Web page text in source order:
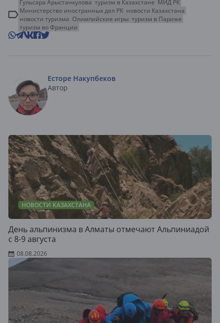
Гульсара Арыстанкулова туризм в Казахстане МИД РК
Министерство иностранных дел РК новости Казахстана
новости туризма Олимпийские игры туризм в Париже
туризм во Франции
Есторе Накупбеков
Автор
НОВОСТИ КАЗАХСТАНА
День альпинизма в Алматы отмечают Альпиниадой
с 8-9 августа
08.08.2026